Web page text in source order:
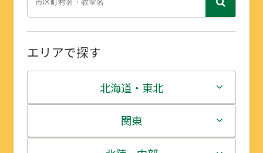
エリアで探す
北海道・東北
北海道
関東